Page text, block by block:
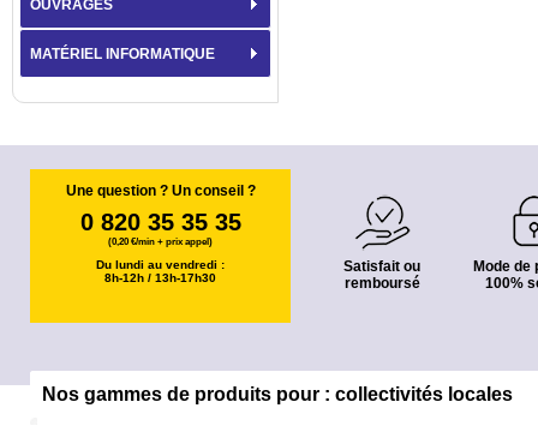
OUVRAGES
MATÉRIEL INFORMATIQUE
Une question ? Un conseil ?
0 820 35 35 35
(0,20 €/min + prix appel)
Du lundi au vendredi :
8h-12h / 13h-17h30
Satisfait ou
remboursé
Mode de
100%
Nos gammes de produits pour : collectivités locales